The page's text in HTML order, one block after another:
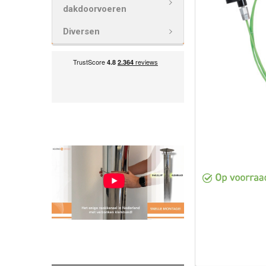
dakdoorvoeren
Diversen
TOE AAN